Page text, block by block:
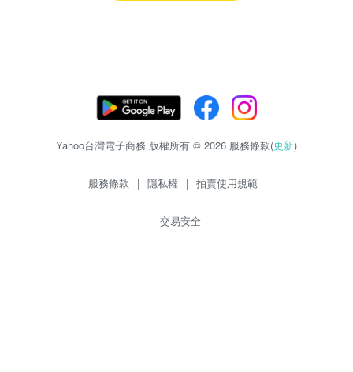
Yahoo台灣電子商務 版權所有 © 2026 服務條款(更新)
服務條款 | 隱私權 | 拍賣使用規範
交易安全